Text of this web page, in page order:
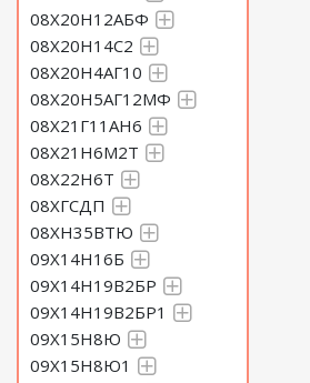
08Х20Н12АБФ
08Х20Н14С2
08Х20Н4АГ10
08Х20Н5АГ12МФ
08Х21Г11АН6
08Х21Н6М2Т
08Х22Н6Т
08ХГСДП
08ХН35ВТЮ
09Х14Н16Б
09Х14Н19В2БР
09Х14Н19В2БР1
09Х15Н8Ю
09Х15Н8Ю1